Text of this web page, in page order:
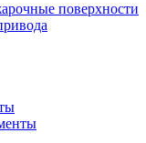
поверхности